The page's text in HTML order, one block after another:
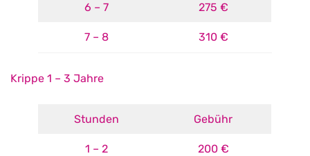
6 – 7 275 €
7 – 8 310 €
Krippe 1 – 3 Jahre
Stunden Gebühr
1 – 2 200 €